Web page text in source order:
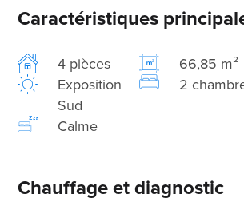
Caractéristiques
4 pièces
66,85 m²
Exposition
Sud
2
Calme
Chauffage et diagnostic